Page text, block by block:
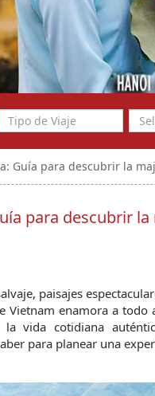
Guía para descubrir la
para descubrir
paisajes
Vietnam enamora a
para planear una